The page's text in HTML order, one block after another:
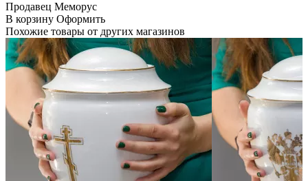
Продавец Меморус
В корзину Оформить
Похожие товары от других магазинов